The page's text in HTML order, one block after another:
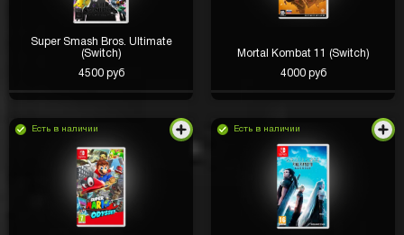
Super Smash Bros. Ultimate
(Switch)
4500 руб
Mortal Kombat 11 (Switch)
4000 руб
Есть в наличии Есть в наличии